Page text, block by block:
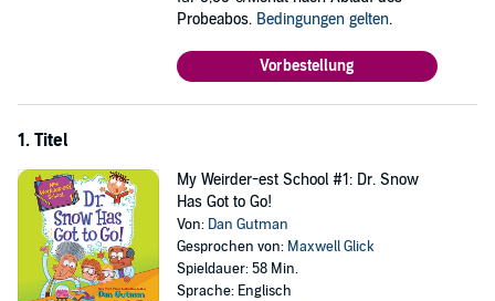
Perfect for reluctant readers and all kids hungry for funny school
series has something for everyone. Don’t miss the hilarious
adventures of A.J. and the gang!
Probeabos. Bedingungen gelten.
Vorbestellung
1. Titel
My Weirder-est School #1: Dr. Snow
Has Got to Go!
Von: Dan Gutman
Gesprochen von: Maxwell Glick
Spieldauer: 58 Min.
Sprache: Englisch